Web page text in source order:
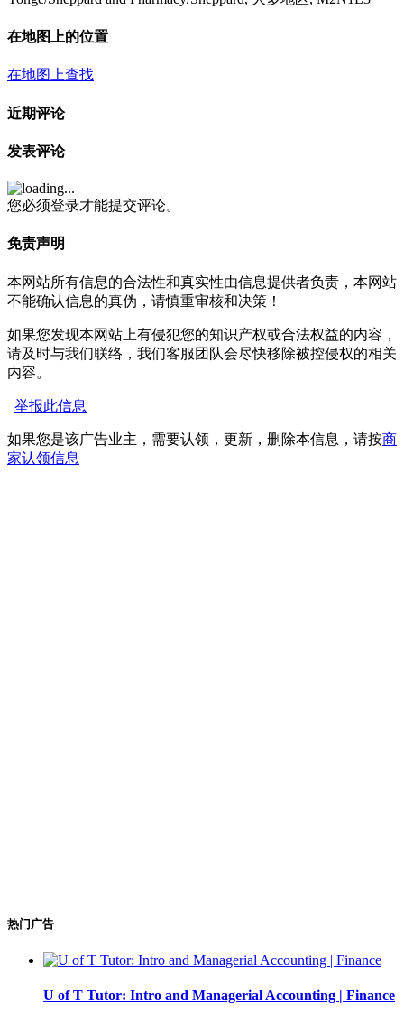
在地图上的位置
在地图上查找
近期评论
发表评论
您必须登录才能提交评论。
免责声明
本网站所有信息的合法性和真实性由信息提供者负责，本网站
不能确认信息的真伪，请慎重审核和决策！
如果您发现本网站上有侵犯您的知识产权或合法权益的内容，
请及时与我们联络，我们客服团队会尽快移除被控侵权的相关
内容。
举报此信息
如果您是该广告业主，需要认领，更新，删除本信息，请按商
家认领信息
热门广告
U of T Tutor: Intro and Managerial Accounting | Finance